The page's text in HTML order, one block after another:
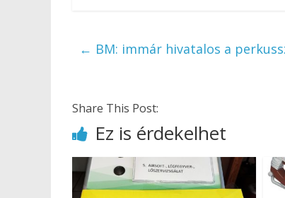
← BM: immár hivatalos a
Share This Post:
Ez is érdekelhet